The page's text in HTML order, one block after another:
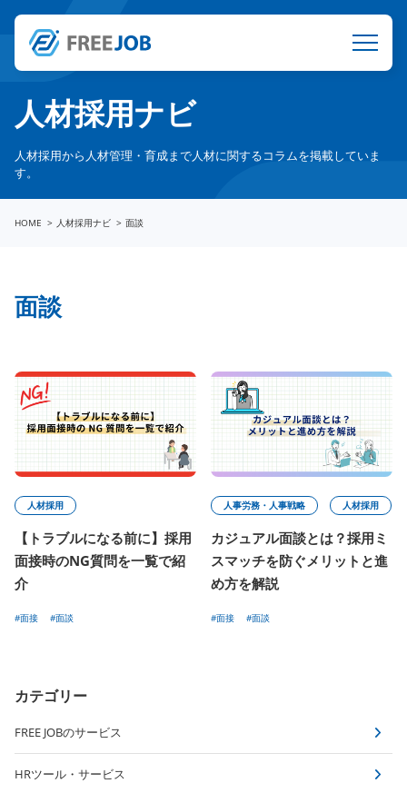
人材採用ナビ
人材採用から人材管理・育成まで人材に関するコラムを掲載していま
す。
HOME 人材採用ナビ 面談
面談
人材採用
【トラブルになる前に】採用
面接時のNG質問を一覧で紹
介
#面接 #面談
人事労務・人事戦略 人材採用
カジュアル面談とは？採用ミ
スマッチを防ぐメリットと進
め方を解説
#面接 #面談
カテゴリー
FREE JOBのサービス
HRツール・サービス